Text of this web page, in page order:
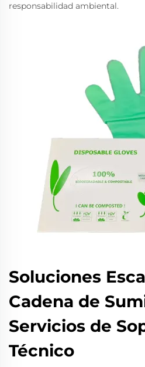
responsabilidad ambiental.
Soluciones
Cadena de
Servicios de
Técnico